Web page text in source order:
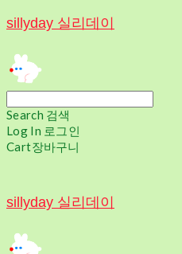
sillyday 실리데이
Search 검색
Log In 로그인
Cart장바구니
sillyday 실리데이